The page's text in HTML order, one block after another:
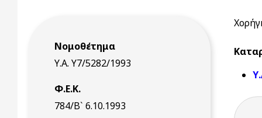
Νομοθέτημα
Υ.Α. Υ7/5282/1993
Φ.Ε.Κ.
784/Β` 6.10.1993